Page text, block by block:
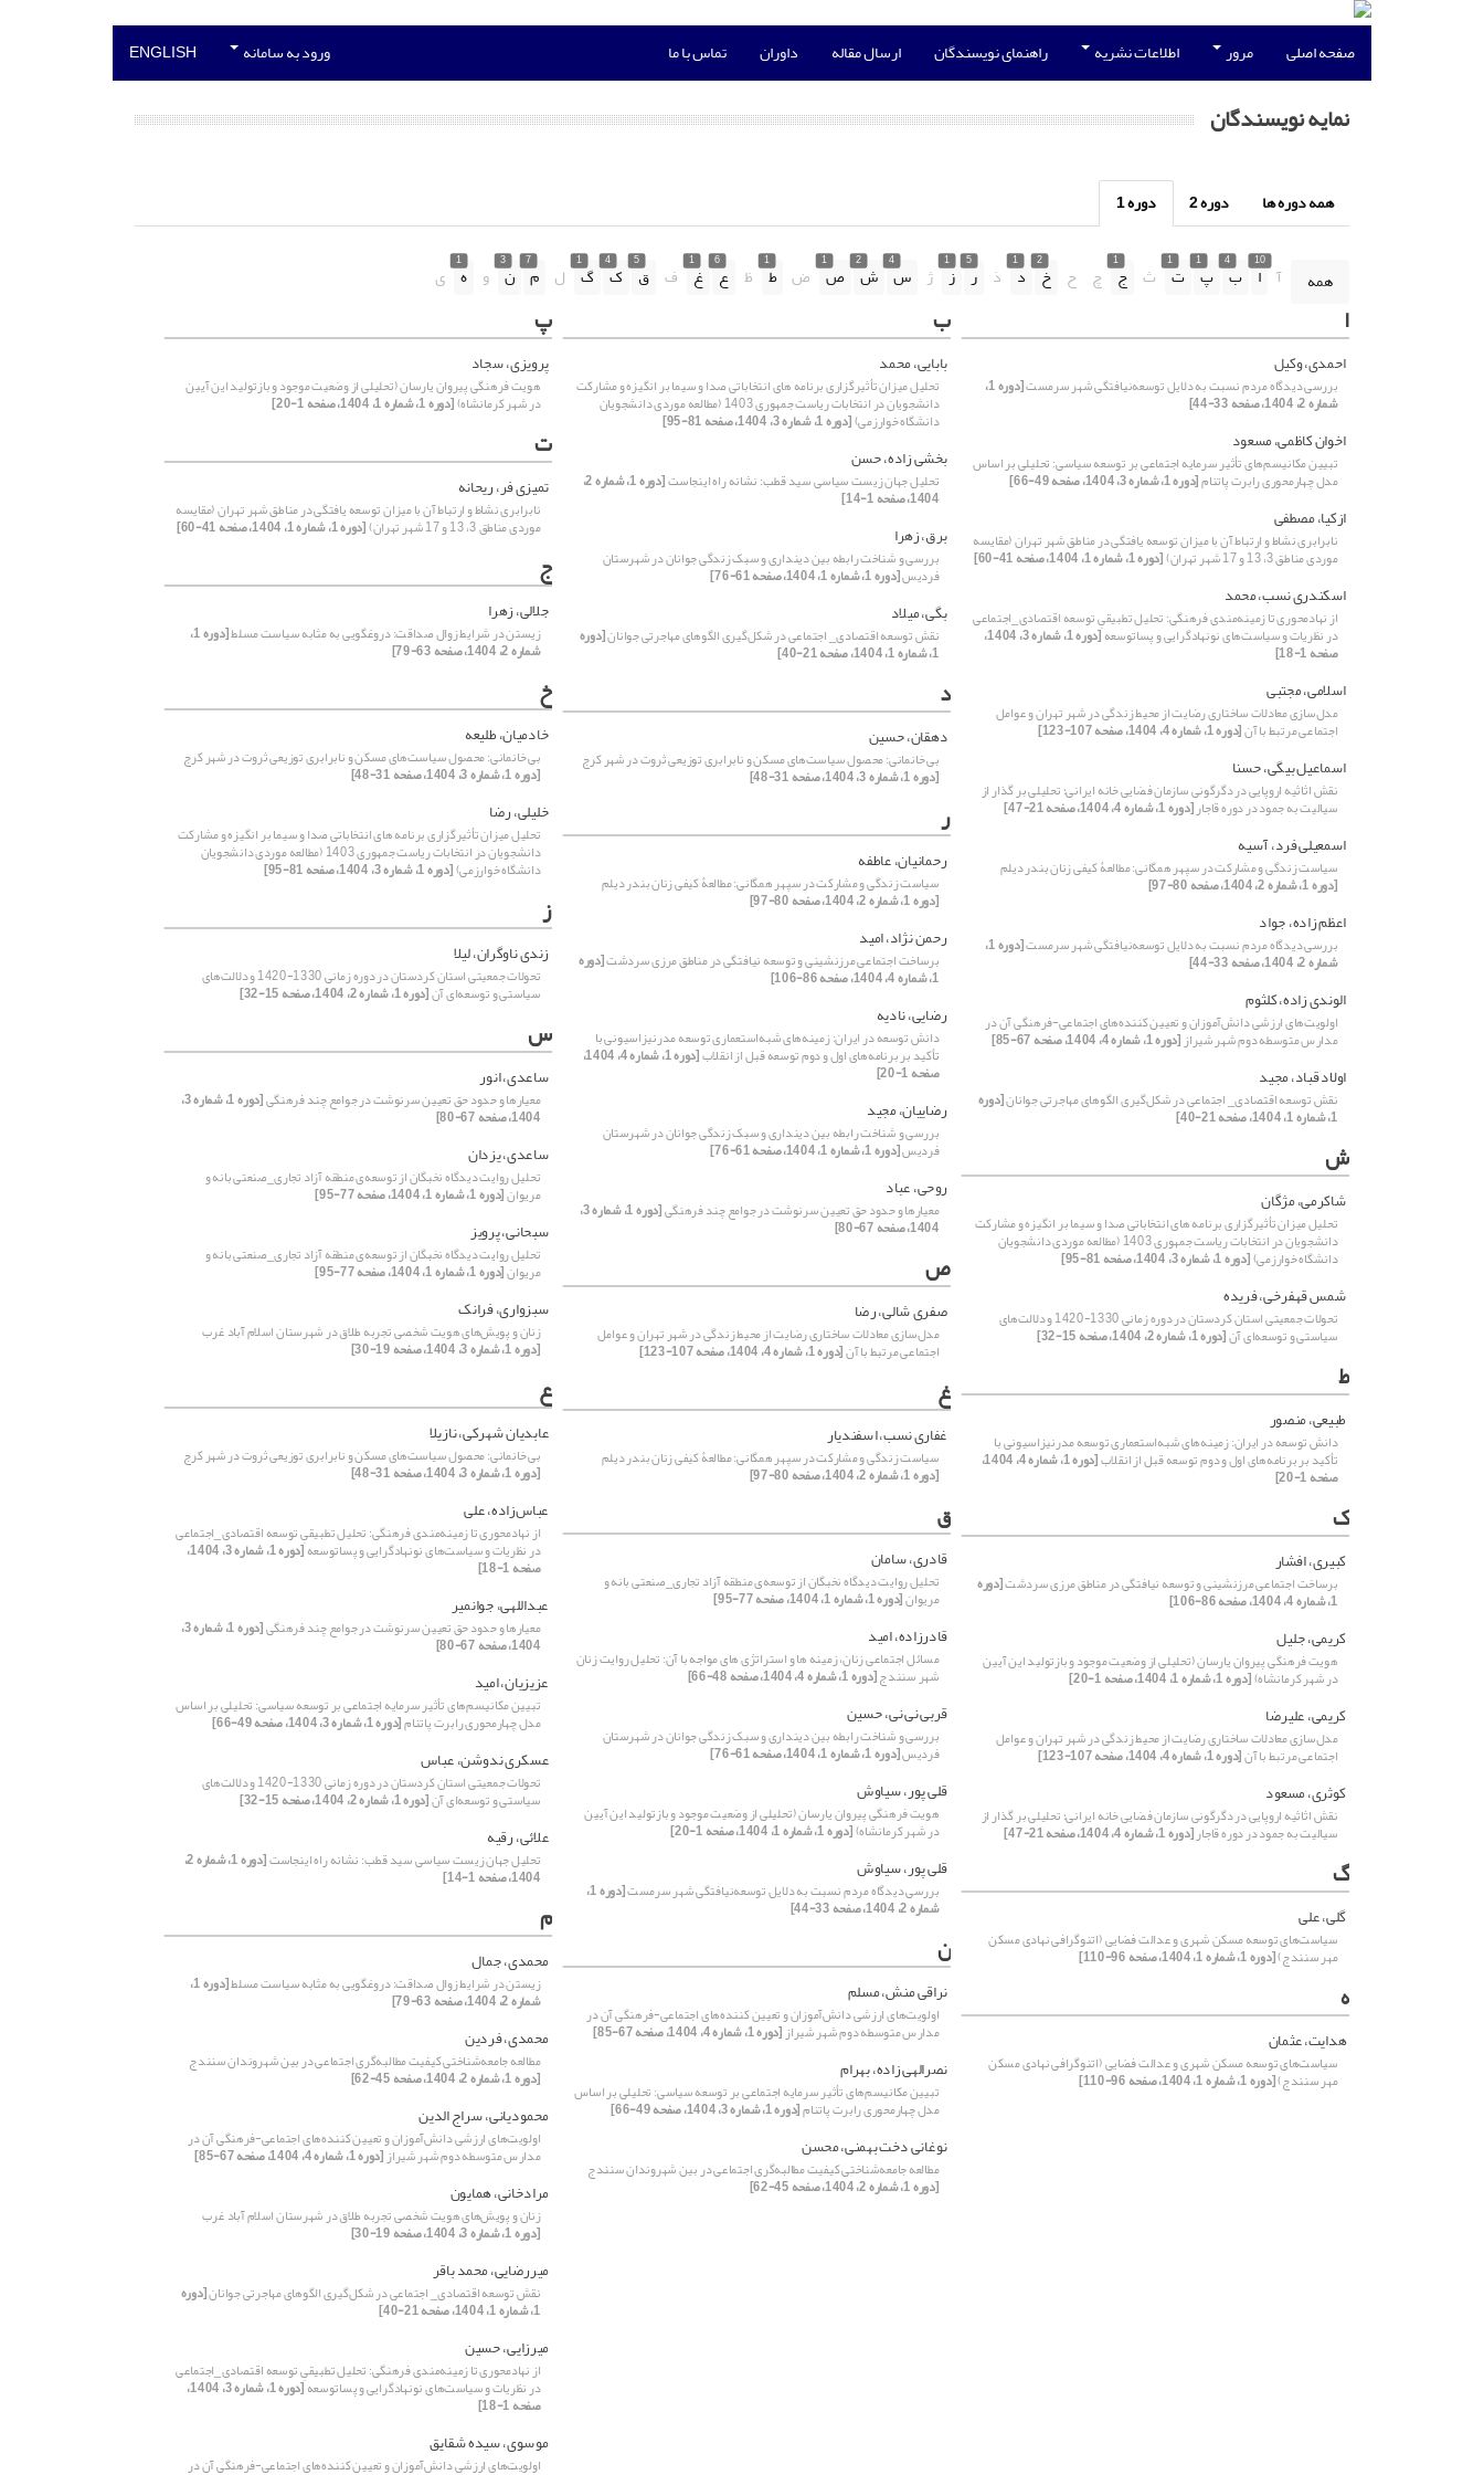
صفحه اصلی مرور اطلاعات نشریه راهنمای نویسندگان ارسال مقاله داوران تماس با ما ورود به سامانه ENGLISH
نمایه نویسندگان
همه دوره ها دوره 2 دوره 1
همه آ
10
ا
4
ب
1
پ
1
ت ث
1
ج چ ح
2
خ
1
د ذ
5
ر
1
ز ژ
4
س
2
ش
1
ص ض
1
ط ظ
6
ع
1
غ ف
5
ق
4
ک
1
گ ل
7
م
3
ن و
1
ه ی
ا
احمدی، وکیل
بررسی دیدگاه مردم نسبت به دلایل توسعه‌نیافتگی شهر سرمست [دوره 1،
شماره 2، 1404، صفحه 33-44]
اخوان کاظمی، مسعود
تبیین مکانیسم‌های تأثیر سرمایه اجتماعی بر توسعه سیاسی: تحلیلی بر اساس
مدل چهارمحوری رابرت پاتنام[دوره 1، شماره 3، 1404، صفحه 49-66]
ازکیا، مصطفی
نابرابری نشاط و ارتباط آن با میزان توسعه یافتگی در مناطق شهر تهران (مقایسه
موردی مناطق 3، 13 و 17 شهر تهران) [دوره 1، شماره 1، 1404، صفحه 41-60]
اسکندری نسب، محمد
از نهادمحوری تا زمینه‌مندی فرهنگی: تحلیل تطبیقیِ توسعه‌ اقتصادی_اجتماعی
در نظریات و سیاست‌های نونهادگرایی و پساتوسعه [دوره 1، شماره 3، 1404،
صفحه 1-18]
اسلامی، مجتبی
مدل‌سازی معادلات ساختاری رضایت از محیط زندگی در شهر تهران و عوامل
اجتماعی مرتبط با آن[دوره 1، شماره 4، 1404، صفحه 107-123]
اسماعیل بیگی، حسنا
نقش اثاثیه اروپایی در دگرگونی سازمان فضایی خانه ایرانی؛ تحلیلی بر گذار از
سیالیت به جمود در دوره قاجار[دوره 1، شماره 4، 1404، صفحه 21-47]
اسمعیلی فرد، آسیه
سیاست زندگی و مشارکت در سپهر همگانی: مطالعۀ کیفی زنان بندر دیلم
[دوره 1، شماره 2، 1404، صفحه 80-97]
اعظم زاده، جواد
بررسی دیدگاه مردم نسبت به دلایل توسعه‌نیافتگی شهر سرمست [دوره 1،
شماره 2، 1404، صفحه 33-44]
الوندی زاده، کلثوم
اولویت‌های ارزشی دانش‌آموزان و تعیین کننده‌های اجتماعی-فرهنگی آن در
مدارس متوسطه دوم شهر شیراز[دوره 1، شماره 4، 1404، صفحه 67-85]
اولاد قباد، مجید
نقش توسعه اقتصادی_ اجتماعی در شکل‌گیری الگوهای مهاجرتی جوانان[دوره
1، شماره 1، 1404، صفحه 21-40]
ب
بابایی، محمد
تحلیل میزان تأثیرگزاری برنامه های انتخاباتی صدا و سیما بر انگیزه و مشارکت
دانشجویان در انتخابات ریاست جمهوری 1403 (مطالعه موردی دانشجویان
دانشگاه خوارزمی)[دوره 1، شماره 3، 1404، صفحه 81-95]
بخشی زاده، حسن
تحلیل جهان زیست سیاسی سید قطب: نشانه راه اینجاست [دوره 1، شماره 2،
1404، صفحه 1-14]
برق، زهرا
بررسی و شناخت رابطه بین دینداری و سبک زندگی جوانان در شهرستان
فردیس[دوره 1، شماره 1، 1404، صفحه 61-76]
بگی، میلاد
نقش توسعه اقتصادی_ اجتماعی در شکل‌گیری الگوهای مهاجرتی جوانان[دوره
1، شماره 1، 1404، صفحه 21-40]
پ
پرویزی، سجاد
هویت فرهنگی پیروان ‌‌یارسان (تحلیلی از وضعیت موجود و بازتولید این ‌آیین
در شهر کرمانشاه)[دوره 1، شماره 1، 1404، صفحه 1-20]
ت
تمیزی فر، ریحانه
نابرابری نشاط و ارتباط آن با میزان توسعه یافتگی در مناطق شهر تهران (مقایسه
موردی مناطق 3، 13 و 17 شهر تهران) [دوره 1، شماره 1، 1404، صفحه 41-60]
ج
جلالی، زهرا
زیستن در شرایط زوال صداقت: دروغگویی به مثابه سیاست مسلط [دوره 1،
شماره 2، 1404، صفحه 63-79]
خ
خادمیان، طلیعه
بی خانمانی: محصول سیاست‌های مسکن و نابرابری توزیعی ثروت در شهر کرج
[دوره 1، شماره 3، 1404، صفحه 31-48]
خلیلی، رضا
تحلیل میزان تأثیرگزاری برنامه های انتخاباتی صدا و سیما بر انگیزه و مشارکت
دانشجویان در انتخابات ریاست جمهوری 1403 (مطالعه موردی دانشجویان
دانشگاه خوارزمی)[دوره 1، شماره 3، 1404، صفحه 81-95]
د
دهقان، حسین
بی خانمانی: محصول سیاست‌های مسکن و نابرابری توزیعی ثروت در شهر کرج
[دوره 1، شماره 3، 1404، صفحه 31-48]
ر
رحمانیان، عاطفه
سیاست زندگی و مشارکت در سپهر همگانی: مطالعۀ کیفی زنان بندر دیلم
[دوره 1، شماره 2، 1404، صفحه 80-97]
رحمن نژاد، امید
برساخت اجتماعی مرزنشینی و توسعه نیافتگی در مناطق مرزی سردشت[دوره
1، شماره 4، 1404، صفحه 86-106]
رضایی، نادیه
دانش توسعه در ایران: زمینه‌های شبه‌استعماری توسعه مدرنیزاسیونی با
تأکید بر برنامه‌های اول و دوم توسعه قبل از انقلاب [دوره 1، شماره 4، 1404،
صفحه 1-20]
رضاییان، مجید
بررسی و شناخت رابطه بین دینداری و سبک زندگی جوانان در شهرستان
فردیس[دوره 1، شماره 1، 1404، صفحه 61-76]
روحی، عباد
معیارها و حدود حق تعیین سرنوشت در جوامع چند فرهنگی [دوره 1، شماره 3،
1404، صفحه 67-80]
ز
زندی ناوگران، لیلا
تحولات جمعیتی استان کردستان در دوره زمانی 1330-1420 و دلالت‌های
سیاستی و توسعه‌ای آن[دوره 1، شماره 2، 1404، صفحه 15-32]
س
ساعدی، انور
معیارها و حدود حق تعیین سرنوشت در جوامع چند فرهنگی [دوره 1، شماره 3،
1404، صفحه 67-80]
ساعدی، یزدان
تحلیل روایت دیدگاه نخبگان از توسعه‌ی منطقه آزاد تجاری_صنعتی بانه و
مریوان[دوره 1، شماره 1، 1404، صفحه 77-95]
سبحانی، پرویز
تحلیل روایت دیدگاه نخبگان از توسعه‌ی منطقه آزاد تجاری_صنعتی بانه و
مریوان[دوره 1، شماره 1، 1404، صفحه 77-95]
سبزواری، فرانک
زنان و پویش‌های هویت شخصی تجربه طلاق در شهرستان اسلام آباد غرب
[دوره 1، شماره 3، 1404، صفحه 19-30]
ش
شاکرمی، مژگان
تحلیل میزان تأثیرگزاری برنامه های انتخاباتی صدا و سیما بر انگیزه و مشارکت
دانشجویان در انتخابات ریاست جمهوری 1403 (مطالعه موردی دانشجویان
دانشگاه خوارزمی)[دوره 1، شماره 3، 1404، صفحه 81-95]
شمس قهفرخی، فریده
تحولات جمعیتی استان کردستان در دوره زمانی 1330-1420 و دلالت‌های
سیاستی و توسعه‌ای آن[دوره 1، شماره 2، 1404، صفحه 15-32]
ص
صفری شالی، رضا
مدل‌سازی معادلات ساختاری رضایت از محیط زندگی در شهر تهران و عوامل
اجتماعی مرتبط با آن[دوره 1، شماره 4، 1404، صفحه 107-123]
ط
طبیعی، منصور
دانش توسعه در ایران: زمینه‌های شبه‌استعماری توسعه مدرنیزاسیونی با
تأکید بر برنامه‌های اول و دوم توسعه قبل از انقلاب [دوره 1، شماره 4، 1404،
صفحه 1-20]
ع
عابدیان شهرکی، نازیلا
بی خانمانی: محصول سیاست‌های مسکن و نابرابری توزیعی ثروت در شهر کرج
[دوره 1، شماره 3، 1404، صفحه 31-48]
عباس‌زاده، علی
از نهادمحوری تا زمینه‌مندی فرهنگی: تحلیل تطبیقیِ توسعه‌ اقتصادی_اجتماعی
در نظریات و سیاست‌های نونهادگرایی و پساتوسعه [دوره 1، شماره 3، 1404،
صفحه 1-18]
عبداللهی، جوانمیر
معیارها و حدود حق تعیین سرنوشت در جوامع چند فرهنگی [دوره 1، شماره 3،
1404، صفحه 67-80]
عزیزیان، امید
تبیین مکانیسم‌های تأثیر سرمایه اجتماعی بر توسعه سیاسی: تحلیلی بر اساس
مدل چهارمحوری رابرت پاتنام[دوره 1، شماره 3، 1404، صفحه 49-66]
عسکری ندوشن، عباس
تحولات جمعیتی استان کردستان در دوره زمانی 1330-1420 و دلالت‌های
سیاستی و توسعه‌ای آن[دوره 1، شماره 2، 1404، صفحه 15-32]
علائی، رقیه
تحلیل جهان زیست سیاسی سید قطب: نشانه راه اینجاست [دوره 1، شماره 2،
1404، صفحه 1-14]
غ
غفاری نسب، اسفندیار
سیاست زندگی و مشارکت در سپهر همگانی: مطالعۀ کیفی زنان بندر دیلم
[دوره 1، شماره 2، 1404، صفحه 80-97]
ق
قادری، سامان
تحلیل روایت دیدگاه نخبگان از توسعه‌ی منطقه آزاد تجاری_صنعتی بانه و
مریوان[دوره 1، شماره 1، 1404، صفحه 77-95]
قادرزاده، امید
مسائل اجتماعی زنان، زمینه ها و استراتژی های مواجه با آن: تحلیل روایت زنان
شهر سنندج[دوره 1، شماره 4، 1404، صفحه 48-66]
قربی نی نی، حسین
بررسی و شناخت رابطه بین دینداری و سبک زندگی جوانان در شهرستان
فردیس[دوره 1، شماره 1، 1404، صفحه 61-76]
قلی پور، سیاوش
هویت فرهنگی پیروان ‌‌یارسان (تحلیلی از وضعیت موجود و بازتولید این ‌آیین
در شهر کرمانشاه)[دوره 1، شماره 1، 1404، صفحه 1-20]
قلی پور، سیاوش
بررسی دیدگاه مردم نسبت به دلایل توسعه‌نیافتگی شهر سرمست [دوره 1،
شماره 2، 1404، صفحه 33-44]
ک
کبیری، افشار
برساخت اجتماعی مرزنشینی و توسعه نیافتگی در مناطق مرزی سردشت[دوره
1، شماره 4، 1404، صفحه 86-106]
کریمی، جلیل
هویت فرهنگی پیروان ‌‌یارسان (تحلیلی از وضعیت موجود و بازتولید این ‌آیین
در شهر کرمانشاه)[دوره 1، شماره 1، 1404، صفحه 1-20]
کریمی، علیرضا
مدل‌سازی معادلات ساختاری رضایت از محیط زندگی در شهر تهران و عوامل
اجتماعی مرتبط با آن[دوره 1، شماره 4، 1404، صفحه 107-123]
کوثری، مسعود
نقش اثاثیه اروپایی در دگرگونی سازمان فضایی خانه ایرانی؛ تحلیلی بر گذار از
سیالیت به جمود در دوره قاجار[دوره 1، شماره 4، 1404، صفحه 21-47]
گ
گلی، علی
سیاست‌های توسعه مسکن شهری و عدالت فضایی (اتنوگرافی نهادی مسکن
مهر سنندج)[دوره 1، شماره 1، 1404، صفحه 96-110]
م
محمدی، جمال
زیستن در شرایط زوال صداقت: دروغگویی به مثابه سیاست مسلط [دوره 1،
شماره 2، 1404، صفحه 63-79]
محمدی، فردین
مطالعه جامعه‌شناختی کیفیت مطالبه‌گری اجتماعی در بین شهروندان سنندج
[دوره 1، شماره 2، 1404، صفحه 45-62]
محمودیانی، سراج الدین
اولویت‌های ارزشی دانش‌آموزان و تعیین کننده‌های اجتماعی-فرهنگی آن در
مدارس متوسطه دوم شهر شیراز[دوره 1، شماره 4، 1404، صفحه 67-85]
مرادخانی، همایون
زنان و پویش‌های هویت شخصی تجربه طلاق در شهرستان اسلام آباد غرب
[دوره 1، شماره 3، 1404، صفحه 19-30]
میررضایی، محمد باقر
نقش توسعه اقتصادی_ اجتماعی در شکل‌گیری الگوهای مهاجرتی جوانان[دوره
1، شماره 1، 1404، صفحه 21-40]
میرزایی، حسین
از نهادمحوری تا زمینه‌مندی فرهنگی: تحلیل تطبیقیِ توسعه‌ اقتصادی_اجتماعی
در نظریات و سیاست‌های نونهادگرایی و پساتوسعه [دوره 1، شماره 3، 1404،
صفحه 1-18]
موسوی، سیده شقایق
اولویت‌های ارزشی دانش‌آموزان و تعیین کننده‌های اجتماعی-فرهنگی آن در
ن
نراقی منش، مسلم
اولویت‌های ارزشی دانش‌آموزان و تعیین کننده‌های اجتماعی-فرهنگی آن در
مدارس متوسطه دوم شهر شیراز[دوره 1، شماره 4، 1404، صفحه 67-85]
نصرالهی زاده، بهرام
تبیین مکانیسم‌های تأثیر سرمایه اجتماعی بر توسعه سیاسی: تحلیلی بر اساس
مدل چهارمحوری رابرت پاتنام[دوره 1، شماره 3، 1404، صفحه 49-66]
نوغانی دخت بهمنی، محسن
مطالعه جامعه‌شناختی کیفیت مطالبه‌گری اجتماعی در بین شهروندان سنندج
[دوره 1، شماره 2، 1404، صفحه 45-62]
ه
هدایت، عثمان
سیاست‌های توسعه مسکن شهری و عدالت فضایی (اتنوگرافی نهادی مسکن
مهر سنندج)[دوره 1، شماره 1، 1404، صفحه 96-110]